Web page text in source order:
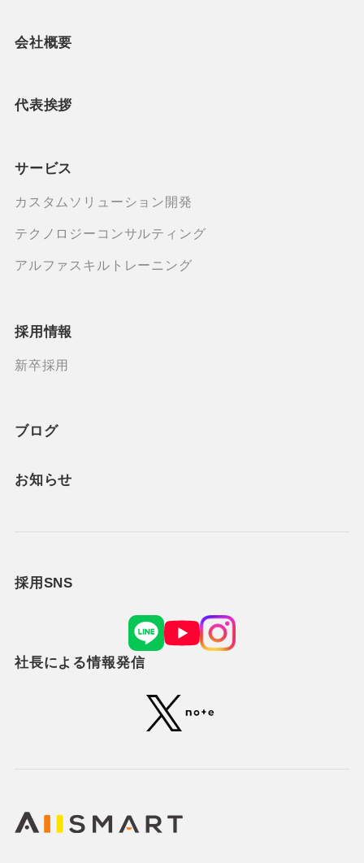
会社概要
代表挨拶
サービス
カスタムソリューション開発
テクノロジーコンサルティング
アルファスキルトレーニング
採用情報
新卒採用
ブログ
お知らせ
採用SNS
社長による情報発信